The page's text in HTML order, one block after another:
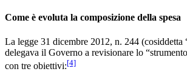
Come è evoluta la composizione della spesa
La legge 31 dicembre 2012, n. 244 (cosiddetta
delegava il Governo a revisionare lo
con tre obiettivi:[4]